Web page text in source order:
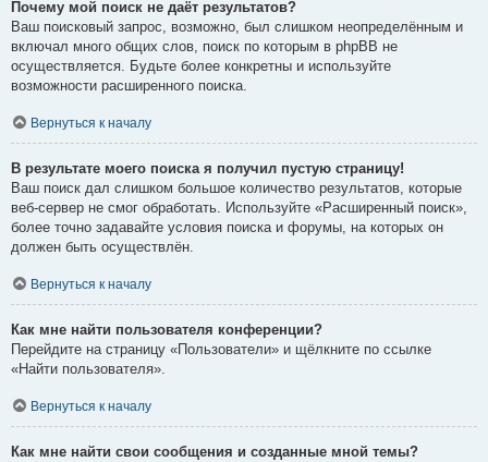
Почему мой поиск не даёт результатов?
Ваш поисковый запрос, возможно, был слишком неопределённым и
включал много общих слов, поиск по которым в phpBB не
осуществляется. Будьте более конкретны и используйте
возможности расширенного поиска.
Вернуться к началу
В результате моего поиска я получил пустую страницу!
Ваш поиск дал слишком большое количество результатов, которые
веб-сервер не смог обработать. Используйте «Расширенный поиск»,
более точно задавайте условия поиска и форумы, на которых он
должен быть осуществлён.
Вернуться к началу
Как мне найти пользователя конференции?
Перейдите на страницу «Пользователи» и щёлкните по ссылке
«Найти пользователя».
Вернуться к началу
Как мне найти свои сообщения и созданные мной темы?